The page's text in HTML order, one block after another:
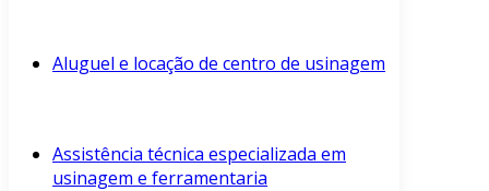
Aluguel e locação de centro de usinagem
Assistência técnica especializada em
usinagem e ferramentaria